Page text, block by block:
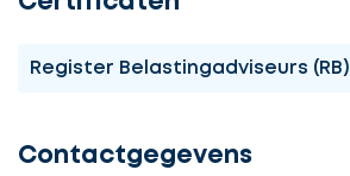
Register Belastingadviseurs (RB)
Contactgegevens
Ontvang
3